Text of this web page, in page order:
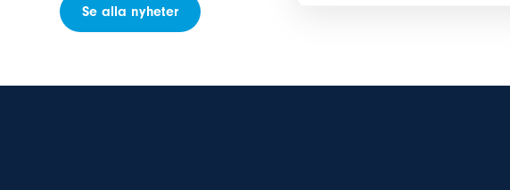
Se alla nyheter